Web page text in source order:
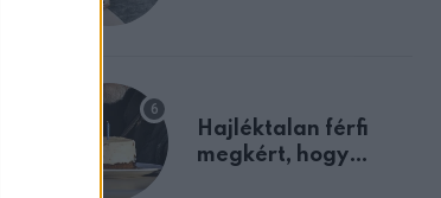
Hajléktalan férfi
megkért, hogy